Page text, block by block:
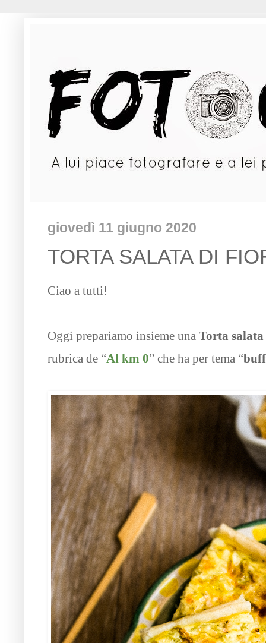
giovedì 11 giugno 2020
TORTA SALATA DI
Ciao a tutti!
Oggi prepariamo insieme una Torta
rubrica de “Al km 0” che ha per tema “